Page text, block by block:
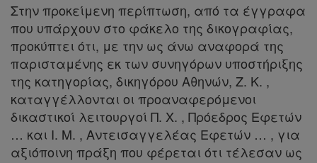
βρίσκω
Στην προκείμενη περίπτωση, από τα έγγραφα
που υπάρχουν στο φάκελο της δικογραφίας,
προκύπτει ότι, με την ως άνω αναφορά της
παρισταμένης εκ των συνηγόρων υποστήριξης
της κατηγορίας, δικηγόρου Αθηνών, Ζ. Κ. ,
καταγγέλλονται οι προαναφερόμενοι
δικαστικοί λειτουργοί Π. Χ. , Πρόεδρος Εφετών
… και Ι. Μ. , Αντεισαγγελέας Εφετών … , για
αξιόποινη πράξη που φέρεται ότι τέλεσαν ως